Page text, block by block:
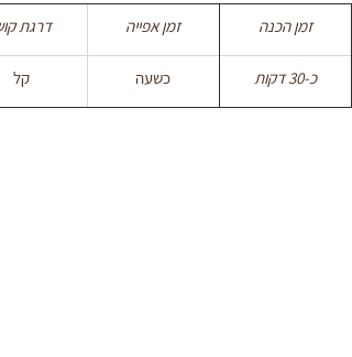
זמן הכנה זמן אפייה דרגת
כ-30 דקות כשעה קל